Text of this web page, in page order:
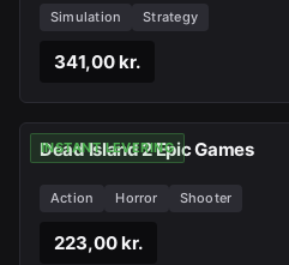
Simulation Strategy
341,00 kr.
INSTANT LEVERING
Dead Island 2 Epic Games
Action Horror Shooter
223,00 kr.